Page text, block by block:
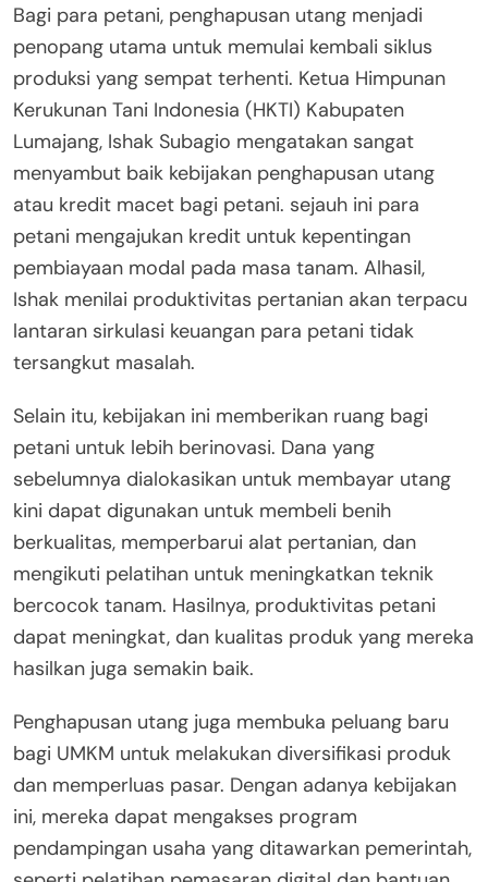
Bagi para petani, penghapusan utang menjadi
penopang utama untuk memulai kembali siklus
produksi yang sempat terhenti. Ketua Himpunan
Kerukunan Tani Indonesia (HKTI) Kabupaten
Lumajang, Ishak Subagio mengatakan sangat
menyambut baik kebijakan penghapusan utang
atau kredit macet bagi petani. sejauh ini para
petani mengajukan kredit untuk kepentingan
pembiayaan modal pada masa tanam. Alhasil,
Ishak menilai produktivitas pertanian akan terpacu
lantaran sirkulasi keuangan para petani tidak
tersangkut masalah.
Selain itu, kebijakan ini memberikan ruang bagi
petani untuk lebih berinovasi. Dana yang
sebelumnya dialokasikan untuk membayar utang
kini dapat digunakan untuk membeli benih
berkualitas, memperbarui alat pertanian, dan
mengikuti pelatihan untuk meningkatkan teknik
bercocok tanam. Hasilnya, produktivitas petani
dapat meningkat, dan kualitas produk yang mereka
hasilkan juga semakin baik.
Penghapusan utang juga membuka peluang baru
bagi UMKM untuk melakukan diversifikasi produk
dan memperluas pasar. Dengan adanya kebijakan
ini, mereka dapat mengakses program
pendampingan usaha yang ditawarkan pemerintah,